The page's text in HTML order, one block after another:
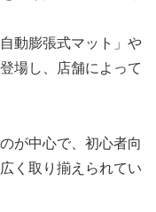
動膨張式マット」や
場し、店舗によって
が中心で、初心者向
く取り揃えられてい